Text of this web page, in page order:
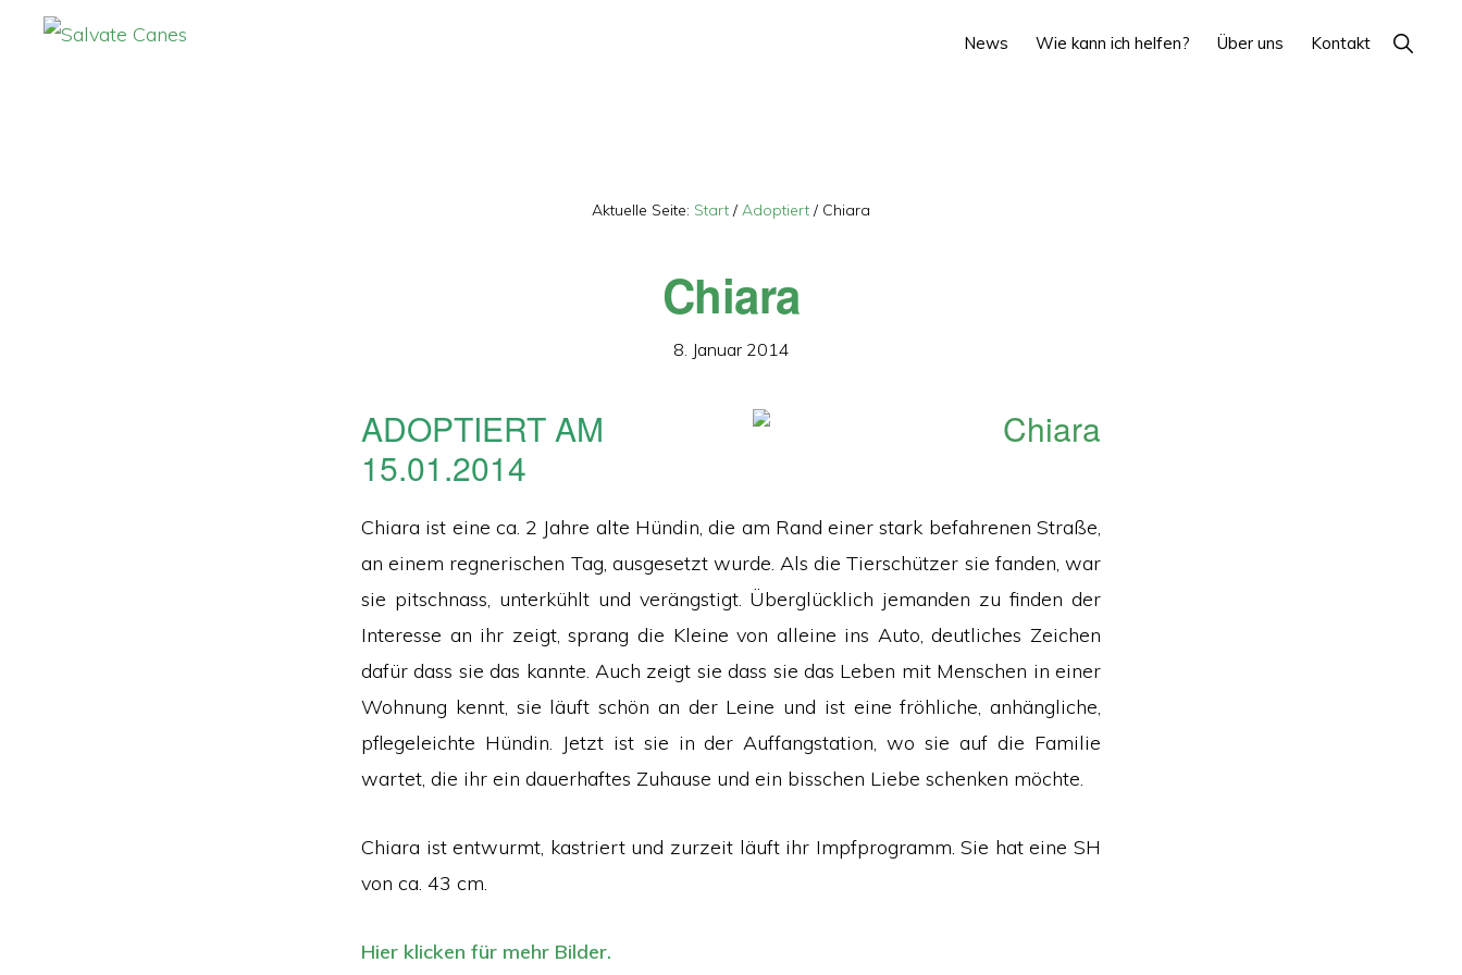
News Wie kann ich helfen? Über uns Kontakt Show
Search
Aktuelle Seite: Start / Adoptiert / Chiara
Chiara
8. Januar 2014
ADOPTIERT AM
15.01.2014
Chiara ist eine ca. 2 Jahre alte Hündin, die am Rand einer stark befahrenen Straße,
an einem regnerischen Tag, ausgesetzt wurde. Als die Tierschützer sie fanden, war
sie pitschnass, unterkühlt und verängstigt. Überglücklich jemanden zu finden der
Interesse an ihr zeigt, sprang die Kleine von alleine ins Auto, deutliches Zeichen
dafür dass sie das kannte. Auch zeigt sie dass sie das Leben mit Menschen in einer
Wohnung kennt, sie läuft schön an der Leine und ist eine fröhliche, anhängliche,
pflegeleichte Hündin. Jetzt ist sie in der Auffangstation, wo sie auf die Familie
wartet, die ihr ein dauerhaftes Zuhause und ein bisschen Liebe schenken möchte.
Chiara ist entwurmt, kastriert und zurzeit läuft ihr Impfprogramm. Sie hat eine SH
von ca. 43 cm.
Hier klicken für mehr Bilder.